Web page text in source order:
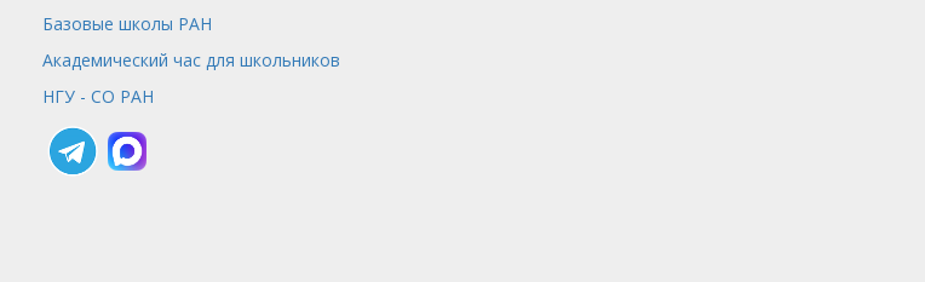
Базовые школы РАН
Академический час для школьников
НГУ - СО РАН